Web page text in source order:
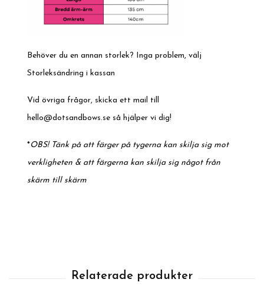
Behöver du en annan storlek? Inga problem, välj
Storleksändring i kassan
Vid övriga frågor, skicka ett mail till
hello@dotsandbows.se så hjälper vi dig!
*OBS! Tänk på att färger på tygerna kan skilja sig mot
verkligheten & att färgerna kan skilja sig något från
skärm till skärm